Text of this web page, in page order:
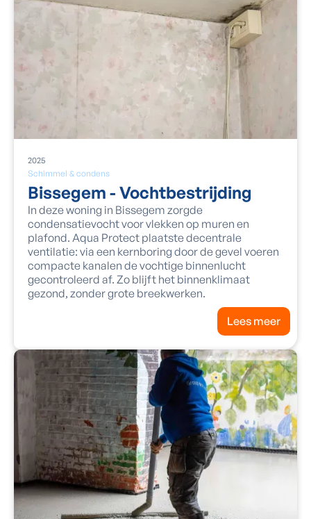
Schimmel & condens
2025
Bissegem - Vochtbestrijding
In deze woning in Bissegem zorgde
condensatievocht voor vlekken op muren en
plafond. Aqua Protect plaatste decentrale
ventilatie: via een kernboring door de gevel voeren
compacte kanalen de vochtige binnenlucht
gecontroleerd af. Zo blijft het binnenklimaat
gezond, zonder grote breekwerken.
Lees meer